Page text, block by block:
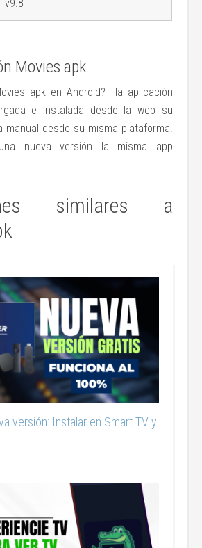
v9.8
Movies apk
apk en Android? la aplicación
e instalada desde la web su
manual desde su misma plataforma.
nueva versión la misma app
similares a
versión: Instalar en Smart TV y